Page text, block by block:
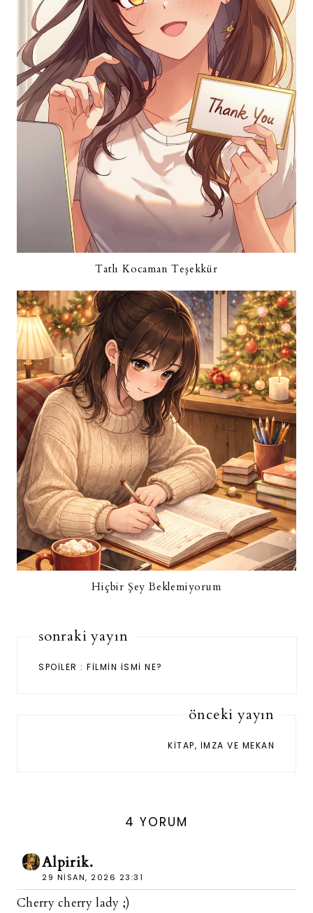
Tatlı Kocaman Teşekkür
Hiçbir Şey Beklemiyorum
sonraki yayın
SPOILER : FILMIN İSMI NE?
önceki yayın
KITAP, İMZA VE MEKAN
4 YORUM
Alpirik.
29 NISAN, 2026 23:31
Cherry cherry lady ;)